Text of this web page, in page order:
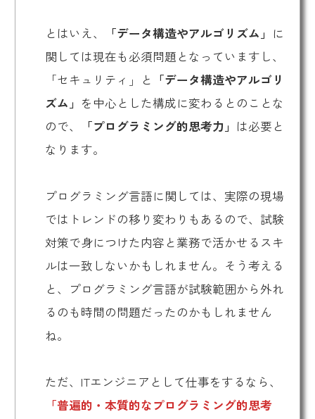
とはいえ、 「データ構造やアルゴリズム」 に
関しては現在も必須問題となっていますし、
「セキュリティ」と 「データ構造やアルゴリ
ズム」 を中心とした構成に変わるとのことな
ので、
「プログラミング的思考力」 は必要と
なります。
プログラミング言語に関しては、実際の現場
ではトレンドの移り変わりもあるので、試験
対策で身につけた内容と業務で活かせるスキ
ルは一致しないかもしれません。そう考える
と、プログラミング言語が試験範囲から外れ
るのも時間の問題だったのかもしれません
ね。
ただ、ITエンジニアとして仕事をするなら、
「普遍的・本質的なプログラミング的思考